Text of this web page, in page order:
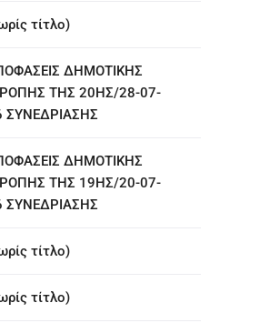
τίτλο)
ΔΗΜΟΤΙΚΗΣ
ΤΗΣ 20ΗΣ/28-07-
ΣΥΝΕΔΡΙΑΣΗΣ
ΔΗΜΟΤΙΚΗΣ
ΤΗΣ 19ΗΣ/20-07-
ΣΥΝΕΔΡΙΑΣΗΣ
τίτλο)
τίτλο)